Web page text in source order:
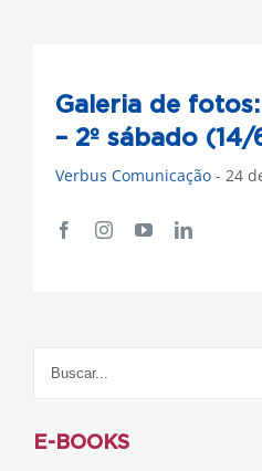
Galeria de
– 2º sábado
Verbus Comunicação - 24
E-BOOKS